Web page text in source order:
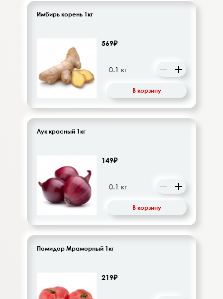
Имбирь корень 1кг
569₽
В корзину
Лук красный 1кг
149₽
В корзину
Помидор Мраморный 1кг
219₽